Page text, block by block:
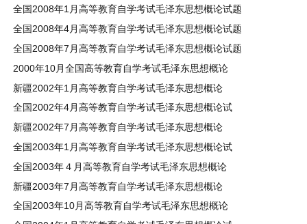
全国2008年1月高等教育自学考试毛泽东思想概论试题
全国2008年4月高等教育自学考试毛泽东思想概论试题
全国2008年7月高等教育自学考试毛泽东思想概论试题
2000年10月全国高等教育自学考试毛泽东思想概论
新疆2002年1月高等教育自学考试毛泽东思想概论
全国2002年4月高等教育自学考试毛泽东思想概论试
新疆2002年7月高等教育自学考试毛泽东思想概论
全国2003年1月高等教育自学考试毛泽东思想概论试
全国2003年４月高等教育自学考试毛泽东思想概论
新疆2003年7月高等教育自学考试毛泽东思想概论
全国2003年10月高等教育自学考试毛泽东思想概论